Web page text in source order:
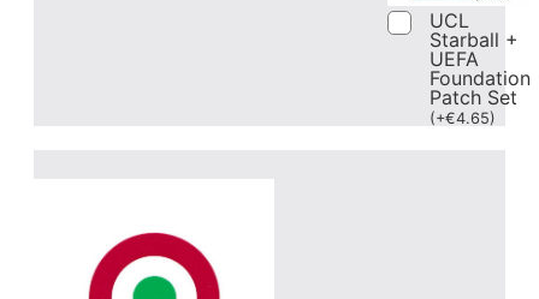
UCL
Starball +
UEFA
Foundation
Patch Set
(+€4.65)